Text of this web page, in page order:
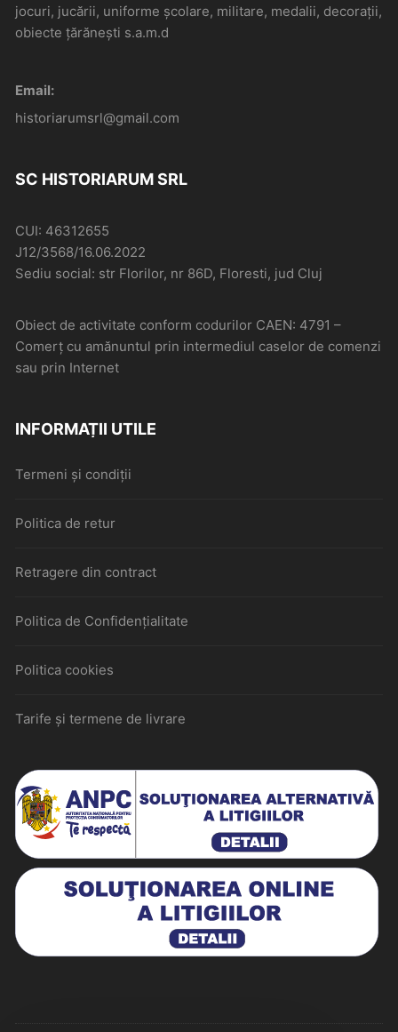
jocuri, jucării, uniforme școlare, militare, medalii, decorații,
obiecte țărănești s.a.m.d
Email:
historiarumsrl@gmail.com
SC HISTORIARUM SRL
CUI: 46312655
J12/3568/16.06.2022
Sediu social: str Florilor, nr 86D, Floresti, jud Cluj
Obiect de activitate conform codurilor CAEN: 4791 –
Comerţ cu amănuntul prin intermediul caselor de comenzi
sau prin Internet
INFORMAȚII UTILE
Termeni și condiții
Politica de retur
Retragere din contract
Politica de Confidențialitate
Politica cookies
Tarife și termene de livrare